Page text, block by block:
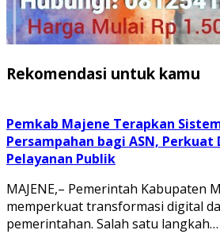
Rekomendasi untuk kamu
Pemkab Majene Terapkan
Persampahan bagi ASN,
Pelayanan Publik
MAJENE,– Pemerintah Kabupaten
memperkuat transformasi digital
pemerintahan. Salah satu langkah…